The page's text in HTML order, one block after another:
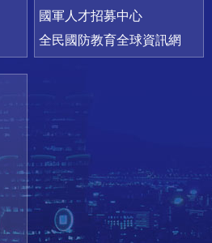
國軍人才招募中心
全民國防教育全球資訊網